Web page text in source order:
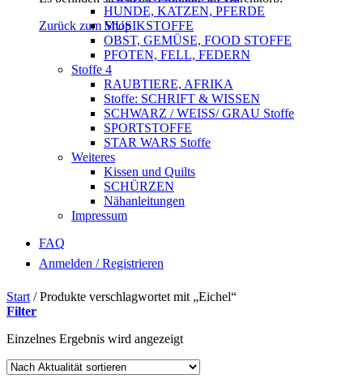
Zurück zum Shop
HUNDE, KATZEN, PFERDE
MUSIKSTOFFE
OBST, GEMÜSE, FOOD STOFFE
PFOTEN, FELL, FEDERN
Stoffe 4
RAUBTIERE, AFRIKA
Stoffe: SCHRIFT & WISSEN
SCHWARZ / WEISS/ GRAU Stoffe
SPORTSTOFFE
STAR WARS Stoffe
Weiteres
Kissen und Quilts
SCHÜRZEN
Nähanleitungen
Impressum
FAQ
Anmelden / Registrieren
Start /Produkte verschlagwortet mit „Eichel“
Filter
Einzelnes Ergebnis wird angezeigt